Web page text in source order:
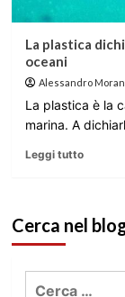
La plastica
oceani
Alessandro
La plastica è la
marina. A
Leggi tutto
Cerca nel
Ricerca